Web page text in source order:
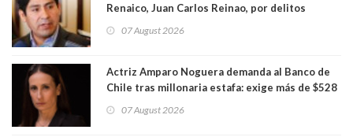
Renaico, Juan Carlos Reinao, por delitos
07 August 2026
Actriz Amparo Noguera demanda al Banco de
Chile tras millonaria estafa: exige más de $528
07 August 2026